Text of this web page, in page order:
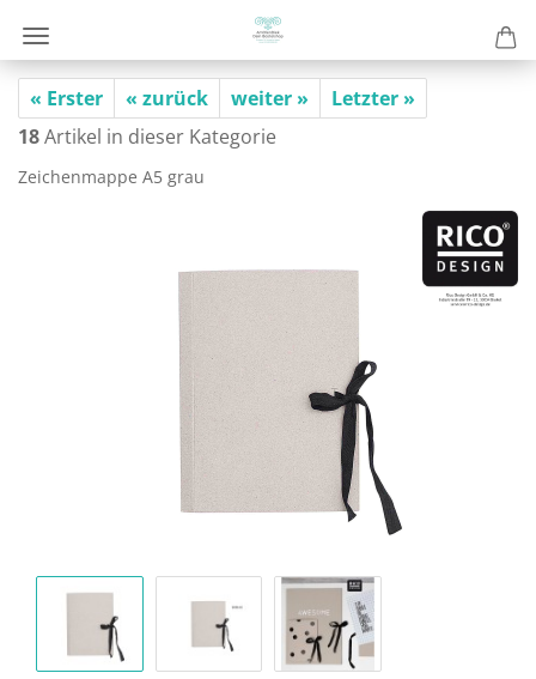
« Erster « zurück weiter »
Letzter »
18Artikel in dieser Kategorie
Zei­chen­map­pe A5 grau